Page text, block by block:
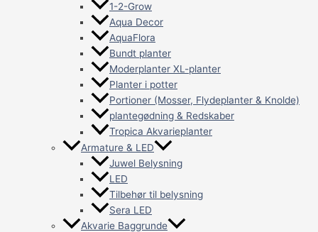
1-2-Grow
Aqua Decor
AquaFlora
Bundt planter
Moderplanter XL-planter
Planter i potter
Portioner (Mosser, Flydeplanter & Knolde)
plantegødning & Redskaber
Tropica Akvarieplanter
Armature & LED
Juwel Belysning
LED
Tilbehør til belysning
Sera LED
Akvarie Baggrunde